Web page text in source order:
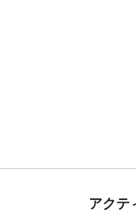
アクテ